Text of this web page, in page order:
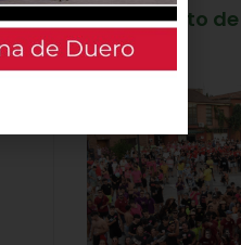
4 de agosto de